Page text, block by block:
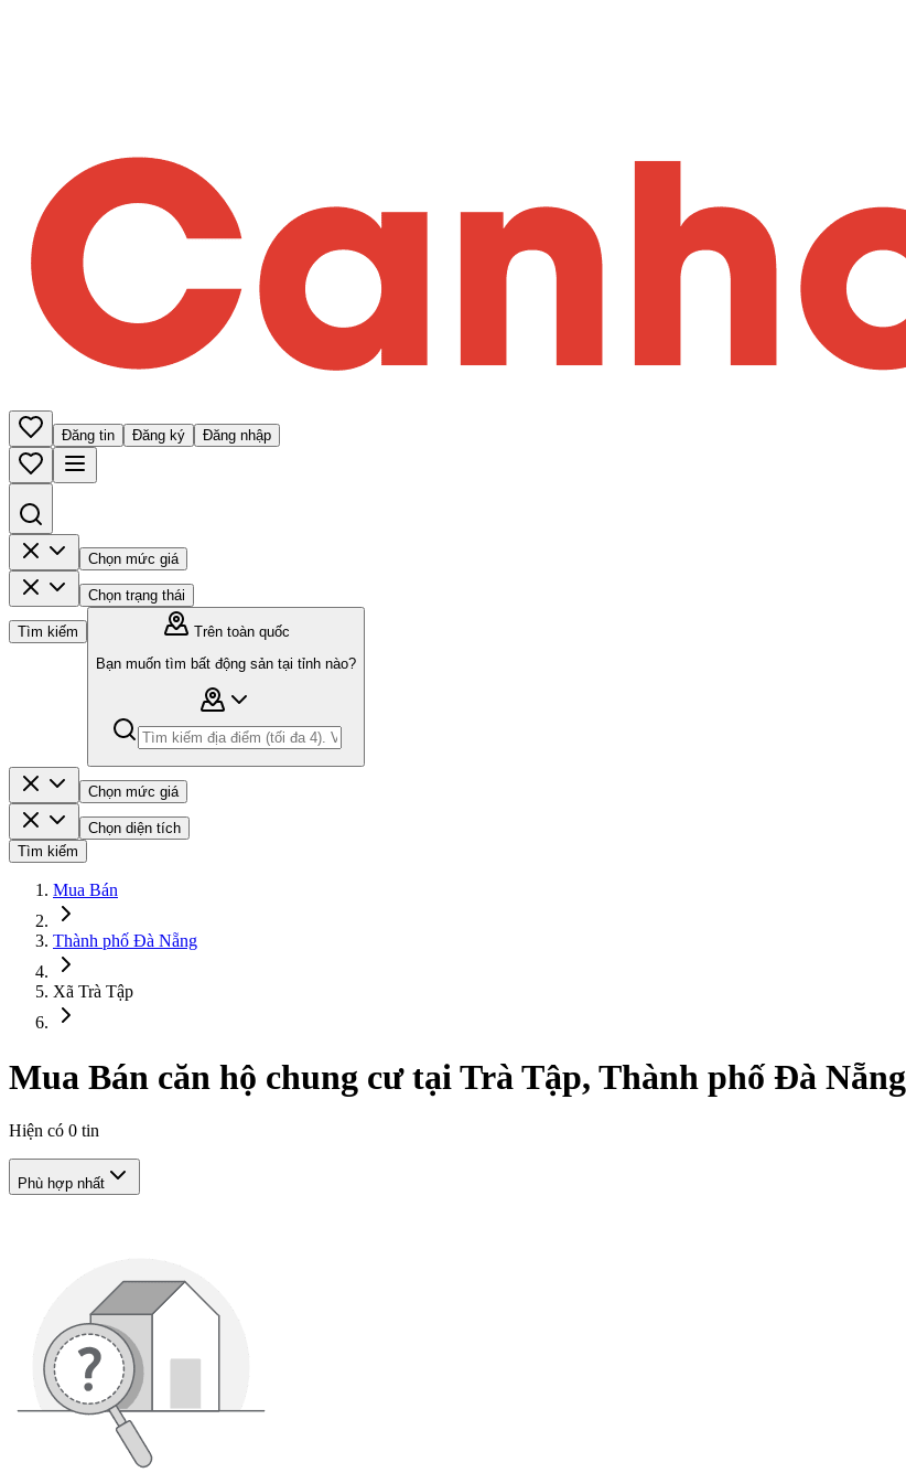
Đăng tin Đăng ký Đăng nhập
Chọn mức giá
Chọn trạng thái
Tìm kiếm
Trên toàn quốc
Bạn muốn tìm bất động sản tại tỉnh nào?
Chọn mức giá
Chọn diện tích
Tìm kiếm
Mua Bán
Thành phố Đà Nẵng
Xã Trà Tập
Mua Bán căn hộ chung cư tại Trà Tập, Thành phố Đà Nẵng
Hiện có 0 tin
Phù hợp nhất